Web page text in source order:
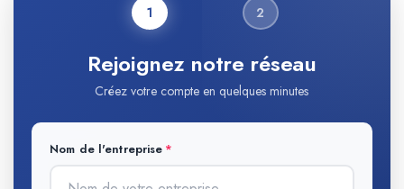
1 2
Rejoignez notre réseau
Créez votre compte en quelques minutes
Nom de l'entreprise